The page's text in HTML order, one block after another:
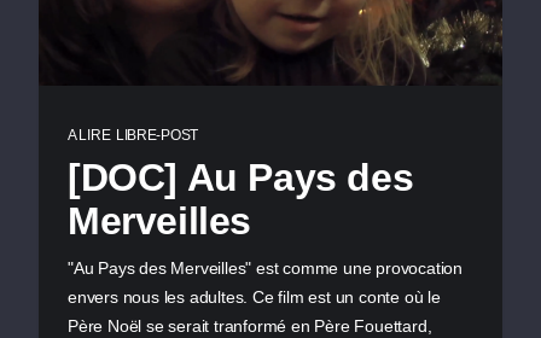
A LIRE LIBRE-POST
[DOC] Au Pays des
Merveilles
"Au Pays des Merveilles" est comme une provocation
envers nous les adultes. Ce film est un conte où le
Père Noël se serait tranformé en Père Fouettard,